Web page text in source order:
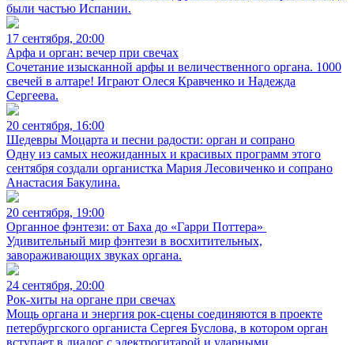
были частью Испании.
17 сентября, 20:00
Арфа и орган: вечер при свечах
Сочетание изысканной арфы и величественного органа. 1000
свечей в алтаре! Играют Олеся Кравченко и Надежда
Сергеева.
20 сентября, 16:00
Шедевры Моцарта и песни радости: орган и сопрано
Одну из самых неожиданных и красивых программ этого
сентября создали органистка Мария Лесовиченко и сопрано
Анастасия Бакулина.
20 сентября, 19:00
Органное фэнтези: от Баха до «Гарри Поттера»
Удивительный мир фэнтези в восхитительных,
завораживающих звуках органа.
24 сентября, 20:00
Рок-хиты на органе при свечах
Мощь органа и энергия рок-сцены соединяются в проекте
петербургского органиста Сергея Буслова, в котором орган
вступает в диалог с электрогитарой и ударными.